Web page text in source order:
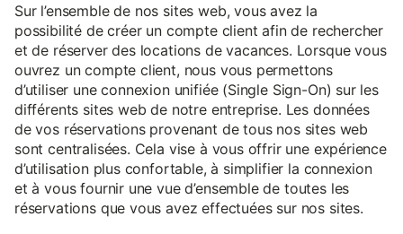
Sur l’ensemble de nos sites web, vous avez la
possibilité de créer un compte client afin de rechercher
et de réserver des locations de vacances. Lorsque vous
ouvrez un compte client, nous vous permettons
d’utiliser une connexion unifiée (Single Sign-On) sur les
différents sites web de notre entreprise. Les données
de vos réservations provenant de tous nos sites web
sont centralisées. Cela vise à vous offrir une expérience
d’utilisation plus confortable, à simplifier la connexion
et à vous fournir une vue d’ensemble de toutes les
réservations que vous avez effectuées sur nos sites.